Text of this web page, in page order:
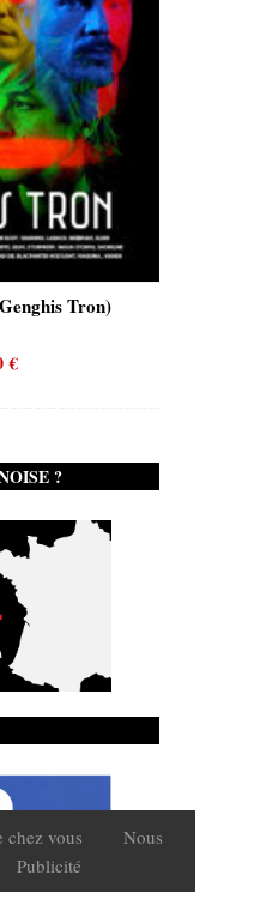
Tron)
€
?
chez vous
Nous
Publicité